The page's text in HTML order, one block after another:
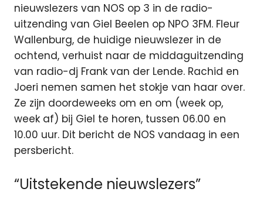
nieuwslezers van NOS op 3 in de radio-
uitzending van Giel Beelen op NPO 3FM. Fleur
Wallenburg, de huidige nieuwslezer in de
ochtend, verhuist naar de middaguitzending
van radio-dj Frank van der Lende. Rachid en
Joeri nemen samen het stokje van haar over.
Ze zijn doordeweeks om en om (week op,
week af) bij Giel te horen, tussen 06.00 en
10.00 uur. Dit bericht de NOS vandaag in een
persbericht.
“Uitstekende nieuwslezers”